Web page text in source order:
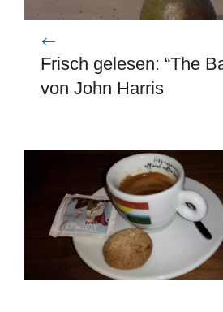
Frisch gelesen: “The
von John Harris